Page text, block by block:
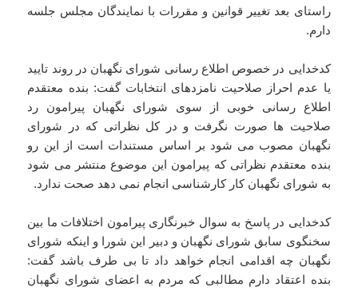
راستای بعد تغییر قوانین و مقررات با نمایندگان مجلس جلسه
دارم.
کدخدایی در خصوص اطلاع رسانی شورای نگهبان در روند تایید
یا عدم احراز صلاحیت نامزدهای انتخابات گفت: بنده معتقدم
اطلاع رسانی خوبی از سوی شورای نگهبان پیرامون رد
صلاحیت ها صورت نگرفت و در کل نظراتی که در شورای
نگهبان مصوب می شود بر اساس مستندات است از این رو
بنده معتقدم نظراتی که پیرامون این موضوع منتشر می شود
به شورای نگهبان کار کارشناسی انجام نمی دهد صحت ندارد.
کدخدایی در پاسخ به سوال خبرنگاری پیرامون اختلافات ما بین
سخنگوی سابق شورای نگهبان و دبیر این شورا و اینکه شورای
نگهبان چه اقدامی انجام خواهد داد تا بی طرف باشد گفت:
بنده اعتقاد دارم مطالبی که مردم به اعضای شورای نگهبان